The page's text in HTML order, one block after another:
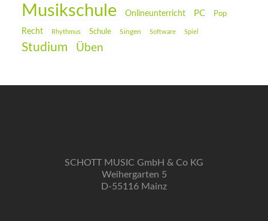
Musikschule Onlineunterricht PC Pop
Recht Rhythmus Schule Singen Software Spiel
Studium Üben
SCHOTT MUSIC GmbH & Co KG
Weihergarten 5
D-55116 Mainz